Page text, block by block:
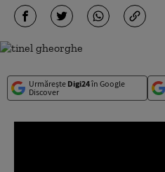
Urmărește Digi24în Google
Discover